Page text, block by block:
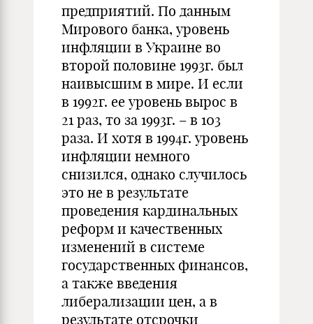
предприятий. По данным
Мирового банка, уровень
инфляции в Украине во
второй половине 1993г. был
наивысшим в мире. И если
в 1992г. ее уровень вырос в
21 раз, то за 1993г. – в 103
раза. И хотя в 1994г. уровень
инфляции немного
снизился, однако случилось
это не в результате
проведения кардинальных
реформ и качественных
изменений в системе
государственных финансов,
а также введения
либерализации цен, а в
результате отсрочки